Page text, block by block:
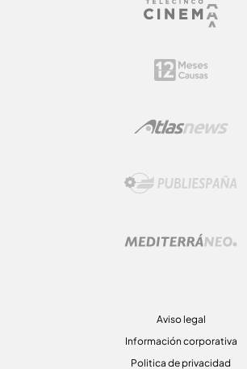
Aviso legal
Información corporativa
Politica de privacidad